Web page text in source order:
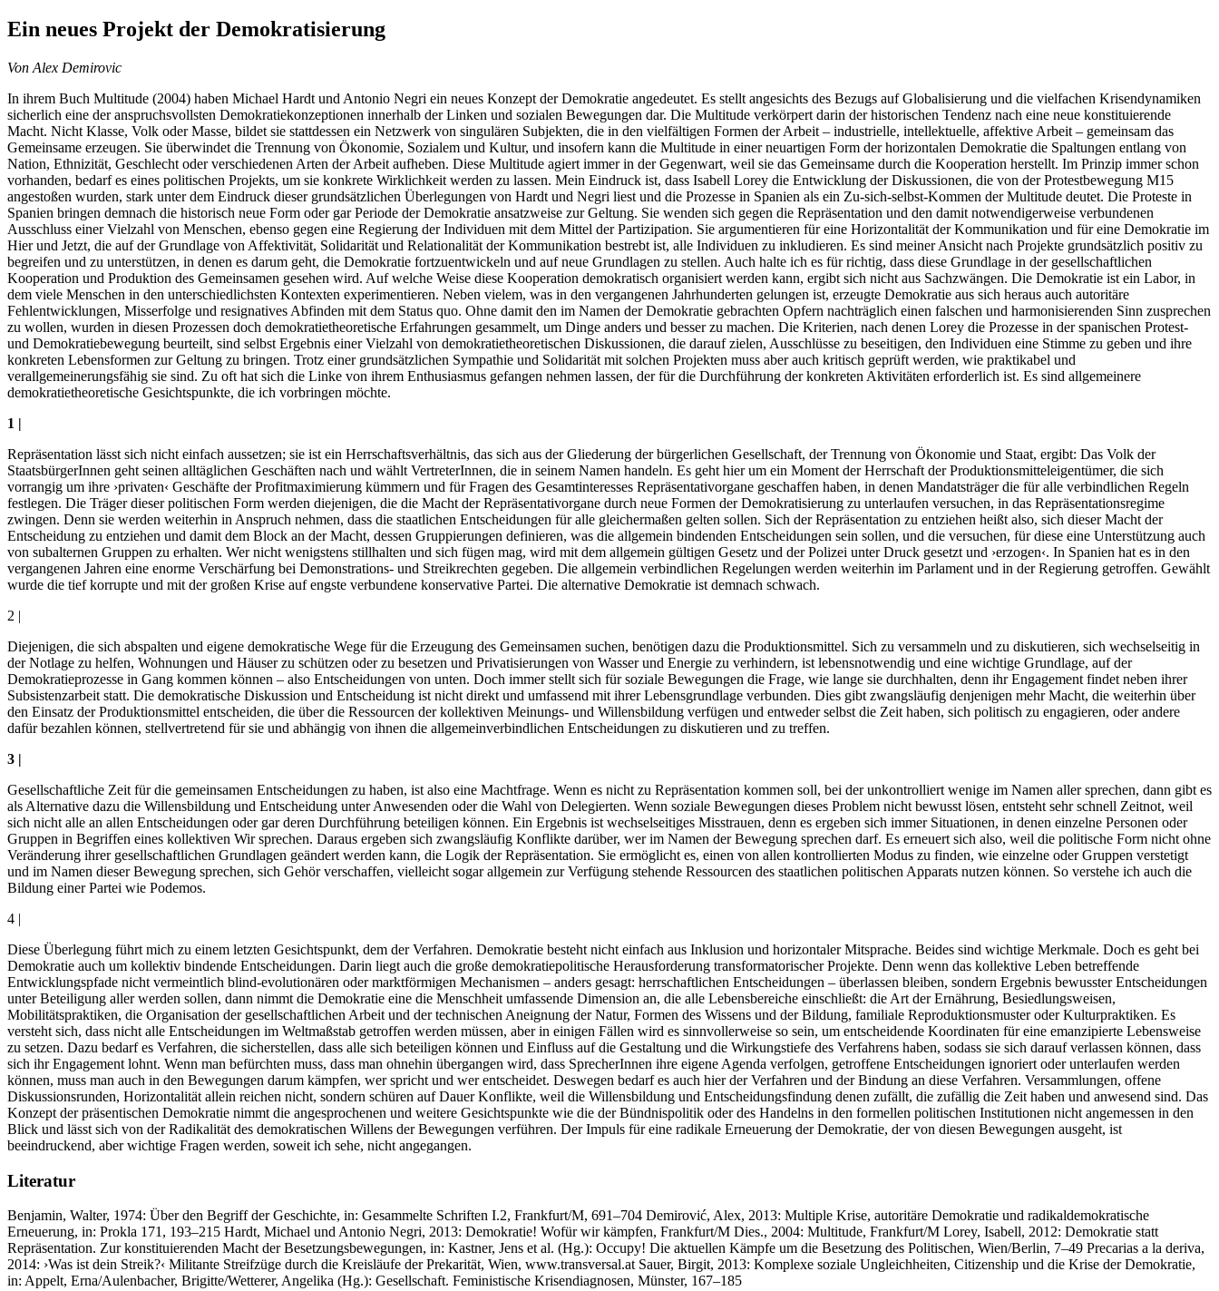
Ein neues Projekt der Demokratisierung
Von Alex Demirovic
In ihrem Buch Multitude (2004) haben Michael Hardt und Antonio Negri ein neues Konzept der Demokratie angedeutet. Es stellt angesichts des Bezugs auf Globalisierung und die vielfachen Krisendynamiken
sicherlich eine der anspruchsvollsten Demokratiekonzeptionen innerhalb der Linken und sozialen Bewegungen dar. Die Multitude verkörpert darin der historischen Tendenz nach eine neue konstituierende
Macht. Nicht Klasse, Volk oder Masse, bildet sie stattdessen ein Netzwerk von singulären Subjekten, die in den vielfältigen Formen der Arbeit – industrielle, intellektuelle, affektive Arbeit – gemeinsam das
Gemeinsame erzeugen. Sie überwindet die Trennung von Ökonomie, Sozialem und Kultur, und insofern kann die Multitude in einer neuartigen Form der horizontalen Demokratie die Spaltungen entlang von
Nation, Ethnizität, Geschlecht oder verschiedenen Arten der Arbeit aufheben. Diese Multitude agiert immer in der Gegenwart, weil sie das Gemeinsame durch die Kooperation herstellt. Im Prinzip immer schon
vorhanden, bedarf es eines politischen Projekts, um sie konkrete Wirklichkeit werden zu lassen. Mein Eindruck ist, dass Isabell Lorey die Entwicklung der Diskussionen, die von der Protestbewegung M15
angestoßen wurden, stark unter dem Eindruck dieser grundsätzlichen Überlegungen von Hardt und Negri liest und die Prozesse in Spanien als ein Zu-sich-selbst-Kommen der Multitude deutet. Die Proteste in
Spanien bringen demnach die historisch neue Form oder gar Periode der Demokratie ansatzweise zur Geltung. Sie wenden sich gegen die Repräsentation und den damit notwendigerweise verbundenen
Ausschluss einer Vielzahl von Menschen, ebenso gegen eine Regierung der Individuen mit dem Mittel der Partizipation. Sie argumentieren für eine Horizontalität der Kommunikation und für eine Demokratie im
Hier und Jetzt, die auf der Grundlage von Affektivität, Solidarität und Relationalität der Kommunikation bestrebt ist, alle Individuen zu inkludieren. Es sind meiner Ansicht nach Projekte grundsätzlich positiv zu
begreifen und zu unterstützen, in denen es darum geht, die Demokratie fortzuentwickeln und auf neue Grundlagen zu stellen. Auch halte ich es für richtig, dass diese Grundlage in der gesellschaftlichen
Kooperation und Produktion des Gemeinsamen gesehen wird. Auf welche Weise diese Kooperation demokratisch organisiert werden kann, ergibt sich nicht aus Sachzwängen. Die Demokratie ist ein Labor, in
dem viele Menschen in den unterschiedlichsten Kontexten experimentieren. Neben vielem, was in den vergangenen Jahrhunderten gelungen ist, erzeugte Demokratie aus sich heraus auch autoritäre
Fehlentwicklungen, Misserfolge und resignatives Abfinden mit dem Status quo. Ohne damit den im Namen der Demokratie gebrachten Opfern nachträglich einen falschen und harmonisierenden Sinn zusprechen
zu wollen, wurden in diesen Prozessen doch demokratietheoretische Erfahrungen gesammelt, um Dinge anders und besser zu machen. Die Kriterien, nach denen Lorey die Prozesse in der spanischen Protest-
und Demokratiebewegung beurteilt, sind selbst Ergebnis einer Vielzahl von demokratietheoretischen Diskussionen, die darauf zielen, Ausschlüsse zu beseitigen, den Individuen eine Stimme zu geben und ihre
konkreten Lebensformen zur Geltung zu bringen. Trotz einer grundsätzlichen Sympathie und Solidarität mit solchen Projekten muss aber auch kritisch geprüft werden, wie praktikabel und
verallgemeinerungsfähig sie sind. Zu oft hat sich die Linke von ihrem Enthusiasmus gefangen nehmen lassen, der für die Durchführung der konkreten Aktivitäten erforderlich ist. Es sind allgemeinere
demokratietheoretische Gesichtspunkte, die ich vorbringen möchte.
1 |
Repräsentation lässt sich nicht einfach aussetzen; sie ist ein Herrschaftsverhältnis, das sich aus der Gliederung der bürgerlichen Gesellschaft, der Trennung von Ökonomie und Staat, ergibt: Das Volk der
StaatsbürgerInnen geht seinen alltäglichen Geschäften nach und wählt VertreterInnen, die in seinem Namen handeln. Es geht hier um ein Moment der Herrschaft der Produktionsmitteleigentümer, die sich
vorrangig um ihre ›privaten‹ Geschäfte der Profitmaximierung kümmern und für Fragen des Gesamtinteresses Repräsentativorgane geschaffen haben, in denen Mandatsträger die für alle verbindlichen Regeln
festlegen. Die Träger dieser politischen Form werden diejenigen, die die Macht der Repräsentativorgane durch neue Formen der Demokratisierung zu unterlaufen versuchen, in das Repräsentationsregime
zwingen. Denn sie werden weiterhin in Anspruch nehmen, dass die staatlichen Entscheidungen für alle gleichermaßen gelten sollen. Sich der Repräsentation zu entziehen heißt also, sich dieser Macht der
Entscheidung zu entziehen und damit dem Block an der Macht, dessen Gruppierungen definieren, was die allgemein bindenden Entscheidungen sein sollen, und die versuchen, für diese eine Unterstützung auch
von subalternen Gruppen zu erhalten. Wer nicht wenigstens stillhalten und sich fügen mag, wird mit dem allgemein gültigen Gesetz und der Polizei unter Druck gesetzt und ›erzogen‹. In Spanien hat es in den
vergangenen Jahren eine enorme Verschärfung bei Demonstrations- und Streikrechten gegeben. Die allgemein verbindlichen Regelungen werden weiterhin im Parlament und in der Regierung getroffen. Gewählt
wurde die tief korrupte und mit der großen Krise auf engste verbundene konservative Partei. Die alternative Demokratie ist demnach schwach.
2 |
Diejenigen, die sich abspalten und eigene demokratische Wege für die Erzeugung des Gemeinsamen suchen, benötigen dazu die Produktionsmittel. Sich zu versammeln und zu diskutieren, sich wechselseitig in
der Notlage zu helfen, Wohnungen und Häuser zu schützen oder zu besetzen und Privatisierungen von Wasser und Energie zu verhindern, ist lebensnotwendig und eine wichtige Grundlage, auf der
Demokratieprozesse in Gang kommen können – also Entscheidungen von unten. Doch immer stellt sich für soziale Bewegungen die Frage, wie lange sie durchhalten, denn ihr Engagement findet neben ihrer
Subsistenzarbeit statt. Die demokratische Diskussion und Entscheidung ist nicht direkt und umfassend mit ihrer Lebensgrundlage verbunden. Dies gibt zwangsläufig denjenigen mehr Macht, die weiterhin über
den Einsatz der Produktionsmittel entscheiden, die über die Ressourcen der kollektiven Meinungs- und Willensbildung verfügen und entweder selbst die Zeit haben, sich politisch zu engagieren, oder andere
dafür bezahlen können, stellvertretend für sie und abhängig von ihnen die allgemeinverbindlichen Entscheidungen zu diskutieren und zu treffen.
3 |
Gesellschaftliche Zeit für die gemeinsamen Entscheidungen zu haben, ist also eine Machtfrage. Wenn es nicht zu Repräsentation kommen soll, bei der unkontrolliert wenige im Namen aller sprechen, dann gibt es
als Alternative dazu die Willensbildung und Entscheidung unter Anwesenden oder die Wahl von Delegierten. Wenn soziale Bewegungen dieses Problem nicht bewusst lösen, entsteht sehr schnell Zeitnot, weil
sich nicht alle an allen Entscheidungen oder gar deren Durchführung beteiligen können. Ein Ergebnis ist wechselseitiges Misstrauen, denn es ergeben sich immer Situationen, in denen einzelne Personen oder
Gruppen in Begriffen eines kollektiven Wir sprechen. Daraus ergeben sich zwangsläufig Konflikte darüber, wer im Namen der Bewegung sprechen darf. Es erneuert sich also, weil die politische Form nicht ohne
Veränderung ihrer gesellschaftlichen Grundlagen geändert werden kann, die Logik der Repräsentation. Sie ermöglicht es, einen von allen kontrollierten Modus zu finden, wie einzelne oder Gruppen verstetigt
und im Namen dieser Bewegung sprechen, sich Gehör verschaffen, vielleicht sogar allgemein zur Verfügung stehende Ressourcen des staatlichen politischen Apparats nutzen können. So verstehe ich auch die
Bildung einer Partei wie Podemos.
4 |
Diese Überlegung führt mich zu einem letzten Gesichtspunkt, dem der Verfahren. Demokratie besteht nicht einfach aus Inklusion und horizontaler Mitsprache. Beides sind wichtige Merkmale. Doch es geht bei
Demokratie auch um kollektiv bindende Entscheidungen. Darin liegt auch die große demokratiepolitische Herausforderung transformatorischer Projekte. Denn wenn das kollektive Leben betreffende
Entwicklungspfade nicht vermeintlich blind-evolutionären oder marktförmigen Mechanismen – anders gesagt: herrschaftlichen Entscheidungen – überlassen bleiben, sondern Ergebnis bewusster Entscheidungen
unter Beteiligung aller werden sollen, dann nimmt die Demokratie eine die Menschheit umfassende Dimension an, die alle Lebensbereiche einschließt: die Art der Ernährung, Besiedlungsweisen,
Mobilitätspraktiken, die Organisation der gesellschaftlichen Arbeit und der technischen Aneignung der Natur, Formen des Wissens und der Bildung, familiale Reproduktionsmuster oder Kulturpraktiken. Es
versteht sich, dass nicht alle Entscheidungen im Weltmaßstab getroffen werden müssen, aber in einigen Fällen wird es sinnvollerweise so sein, um entscheidende Koordinaten für eine emanzipierte Lebensweise
zu setzen. Dazu bedarf es Verfahren, die sicherstellen, dass alle sich beteiligen können und Einfluss auf die Gestaltung und die Wirkungstiefe des Verfahrens haben, sodass sie sich darauf verlassen können, dass
sich ihr Engagement lohnt. Wenn man befürchten muss, dass man ohnehin übergangen wird, dass SprecherInnen ihre eigene Agenda verfolgen, getroffene Entscheidungen ignoriert oder unterlaufen werden
können, muss man auch in den Bewegungen darum kämpfen, wer spricht und wer entscheidet. Deswegen bedarf es auch hier der Verfahren und der Bindung an diese Verfahren. Versammlungen, offene
Diskussionsrunden, Horizontalität allein reichen nicht, sondern schüren auf Dauer Konflikte, weil die Willensbildung und Entscheidungsfindung denen zufällt, die zufällig die Zeit haben und anwesend sind. Das
Konzept der präsentischen Demokratie nimmt die angesprochenen und weitere Gesichtspunkte wie die der Bündnispolitik oder des Handelns in den formellen politischen Institutionen nicht angemessen in den
Blick und lässt sich von der Radikalität des demokratischen Willens der Bewegungen verführen. Der Impuls für eine radikale Erneuerung der Demokratie, der von diesen Bewegungen ausgeht, ist
beeindruckend, aber wichtige Fragen werden, soweit ich sehe, nicht angegangen.
Literatur
Benjamin, Walter, 1974: Über den Begriff der Geschichte, in: Gesammelte Schriften I.2, Frankfurt/M, 691–704 Demirović, Alex, 2013: Multiple Krise, autoritäre Demokratie und radikaldemokratische
Erneuerung, in: Prokla 171, 193–215 Hardt, Michael und Antonio Negri, 2013: Demokratie! Wofür wir kämpfen, Frankfurt/M Dies., 2004: Multitude, Frankfurt/M Lorey, Isabell, 2012: Demokratie statt
Repräsentation. Zur konstituierenden Macht der Besetzungsbewegungen, in: Kastner, Jens et al. (Hg.): Occupy! Die aktuellen Kämpfe um die Besetzung des Politischen, Wien/Berlin, 7–49 Precarias a la deriva,
2014: ›Was ist dein Streik?‹ Militante Streifzüge durch die Kreisläufe der Prekarität, Wien, www.transversal.at Sauer, Birgit, 2013: Komplexe soziale Ungleichheiten, Citizenship und die Krise der Demokratie,
in: Appelt, Erna/Aulenbacher, Brigitte/Wetterer, Angelika (Hg.): Gesellschaft. Feministische Krisendiagnosen, Münster, 167–185